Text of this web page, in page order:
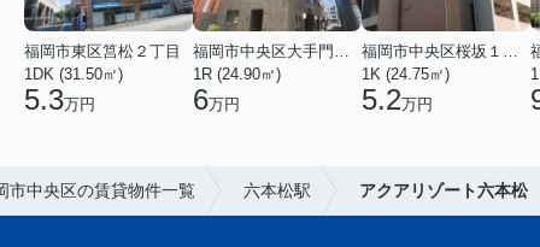
福岡市東区筥松２丁目
1DK (31.50㎡)
5.3万円
1R (24.90㎡)
6万円
1K (24.75㎡)
5.2万円
市中央区の賃貸物件一覧 六本松駅 アクアリゾート六本松